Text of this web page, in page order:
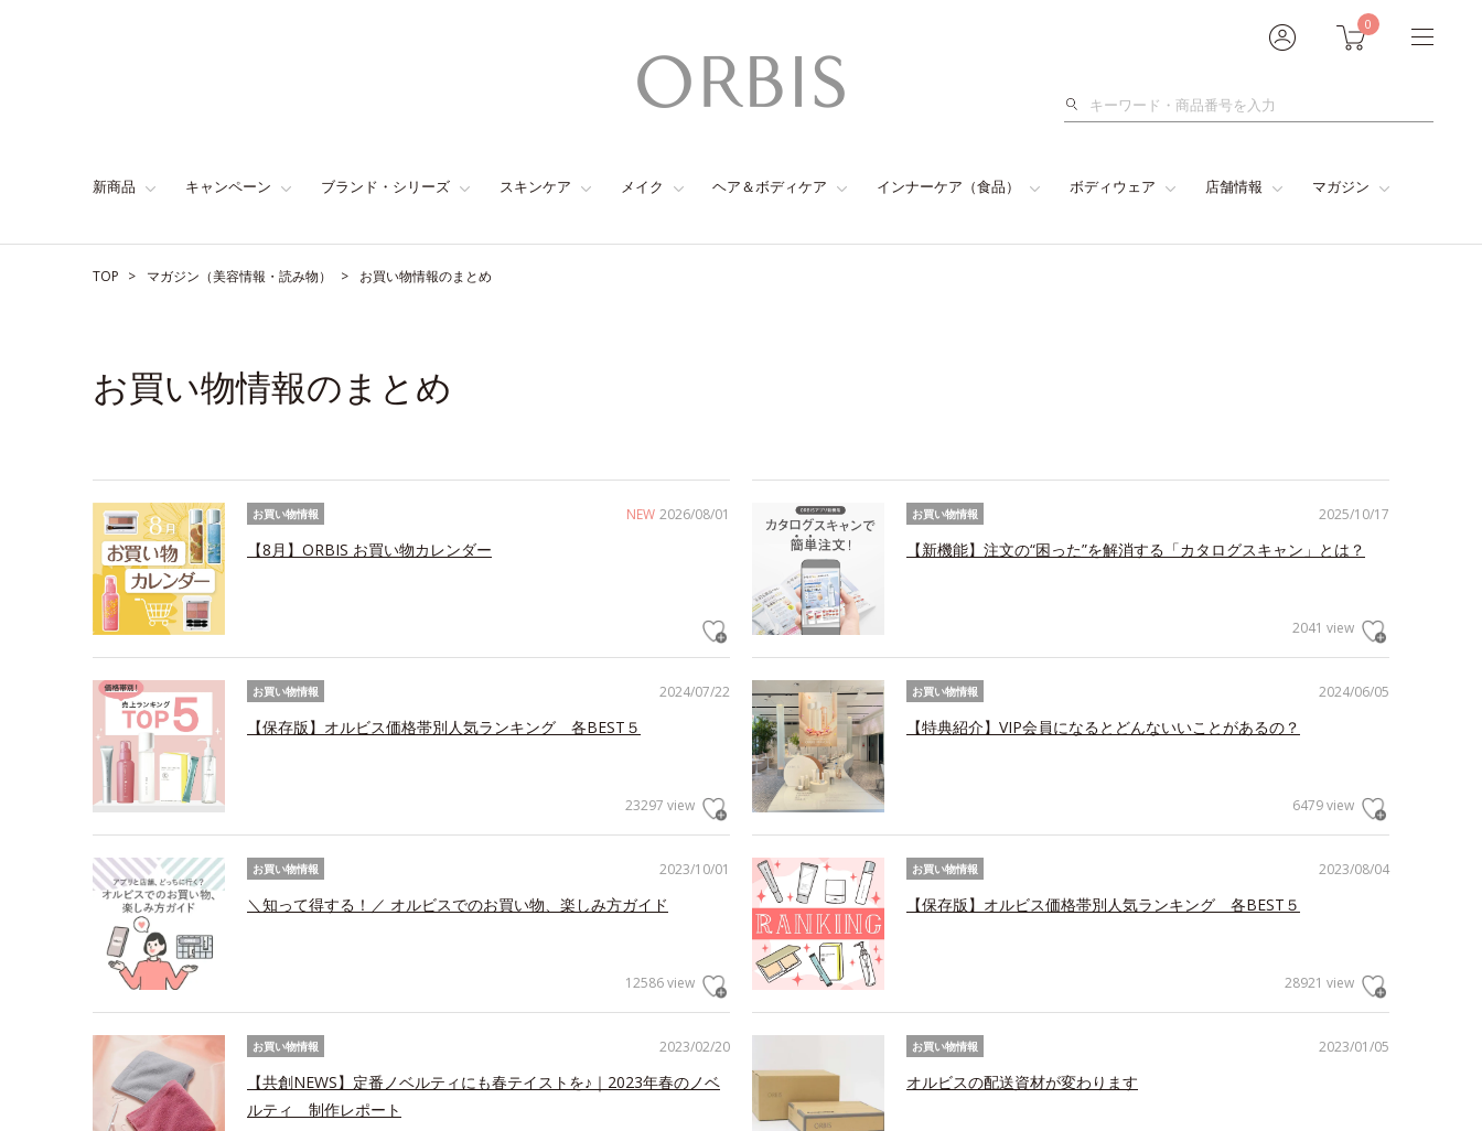
0
検
新商品 キャンペーン ブランド・シリーズ スキンケア メイク ヘア＆ボディケア インナーケア（食品） ボディウェア 店舗情報 マガジン
TOP マガジン（美容情報・読み物） お買い物情報のまとめ
お買い物情報のまとめ
NEW 2026/08/01
お買い物情報
【8月】ORBIS お買い物カレンダー
2025/10/17
お買い物情報
【新機能】注文の“困った”を解消する「カタログスキャン」とは？
2041 view
2024/07/22
お買い物情報
【保存版】オルビス価格帯別人気ランキング 各BEST５
23297 view
2024/06/05
お買い物情報
【特典紹介】VIP会員になるとどんないいことがあるの？
6479 view
2023/10/01
お買い物情報
＼知って得する！／ オルビスでのお買い物、楽しみ方ガイド
12586 view
2023/08/04
お買い物情報
【保存版】オルビス価格帯別人気ランキング 各BEST５
28921 view
2023/02/20
お買い物情報
【共創NEWS】定番ノベルティにも春テイストを♪｜2023年春のノベ
ルティ 制作レポート
2023/01/05
お買い物情報
オルビスの配送資材が変わります